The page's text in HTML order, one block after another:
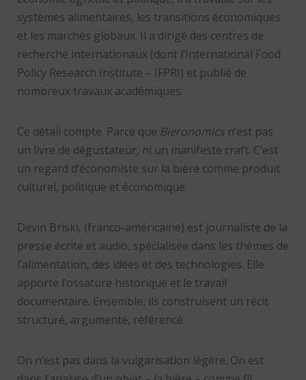
systèmes alimentaires, les transitions économiques
et les marchés globaux. Il a dirigé des centres de
recherche internationaux (dont l’International Food
Policy Research Institute – IFPRI) et publié de
nombreux travaux académiques.
Ce détail compte. Parce que Bieronomicsn’est pas
un livre de dégustateur, ni un manifeste craft. C’est
un regard d’économiste sur la bière comme produit
culturel, politique et économique.
Devin Briski, (franco-américaine) est journaliste de la
presse écrite et audio, spécialisée dans les thèmes de
l’alimentation, des idées et des technologies. Elle
apporte l’ossature historique et le travail
documentaire. Ensemble, ils construisent un récit
structuré, argumenté, référencé.
On n’est pas dans la vulgarisation légère. On est